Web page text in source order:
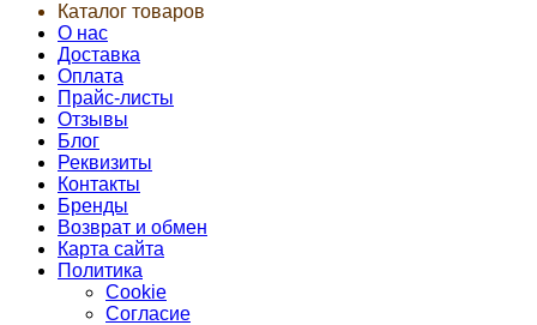
Каталог товаров
О нас
Доставка
Оплата
Прайс-листы
Отзывы
Блог
Реквизиты
Контакты
Бренды
Возврат и обмен
Карта сайта
Политика
Cookie
Согласие